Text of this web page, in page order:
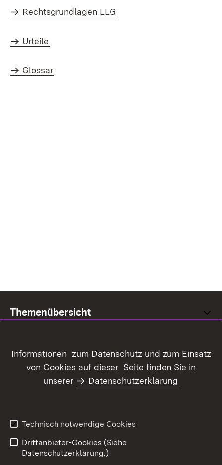
Rechtsgrundlagen LLG
Urteile
Glossar
Themenübersicht
Benutzungshinweise
Informationen zum Datenschutz und zum Einsatz
von Cookies auf dieser Seite finden Sie in
unserer
Datenschutzerklärung
Technisch notwendige Cookies
Drittanbieter-Cookies (Siehe
Datenschutzerklärung.)